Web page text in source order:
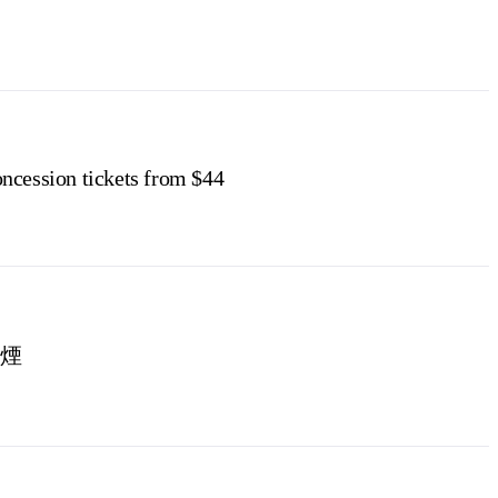
tickets from $44